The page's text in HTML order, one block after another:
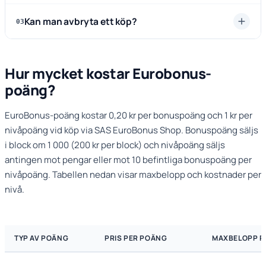
03Kan man avbryta ett köp?
Hur mycket kostar Eurobonus-
poäng?
EuroBonus-poäng kostar 0,20 kr per bonuspoäng och 1 kr per
nivåpoäng vid köp via SAS EuroBonus Shop. Bonuspoäng säljs
i block om 1 000 (200 kr per block) och nivåpoäng säljs
antingen mot pengar eller mot 10 befintliga bonuspoäng per
nivåpoäng. Tabellen nedan visar maxbelopp och kostnader per
nivå.
TYP AV POÄNG PRIS PER POÄNG MAXBELOPP